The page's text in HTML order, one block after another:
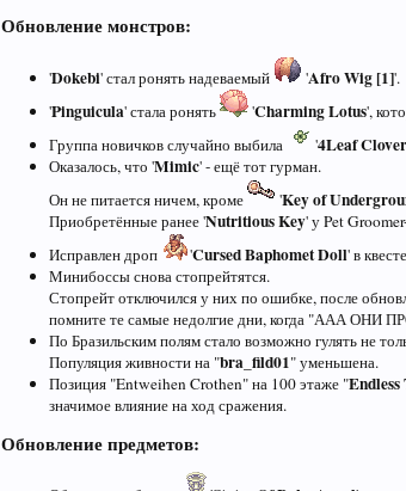
Обновление монстров:
'Dokebi' стал ронять надеваемый 'Afro Wig [1]'.
'Pinguicula' стала ронять 'Charming Lotus',
Группа новичков случайно выбила
'4Leaf
Оказалось, что 'Mimic' - ещё тот гурман.
Он не питается ничем, кроме
'Key of
Приобретённые ранее 'Nutritious Key' у Pet
Исправлен дроп
'Cursed Baphomet Doll' в
Минибоссы снова стопрейтятся.
Стопрейт отключился у них по ошибке, после
помните те самые недолгие дни, когда "ААА ОНИ
По Бразильским полям стало возможно гулять не
Популяция живности на "bra_fild01" уменьшена.
Позиция "Entweihen Crothen" на 100 этаже "
значимое влияние на ход сражения.
Обновление предметов: